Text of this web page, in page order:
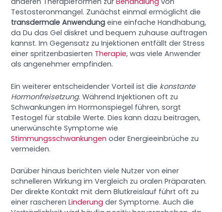
Testosteronmangel. Zunächst einmal ermöglicht die
transdermale Anwendung eine einfache Handhabung,
da Du das Gel diskret und bequem zuhause auftragen
kannst. Im Gegensatz zu Injektionen entfällt der Stress
einer spritzenbasierten Therapie, was viele Anwender
als angenehmer empfinden.
Ein weiterer entscheidender Vorteil ist die konstante
Hormonfreisetzung. Während Injektionen oft zu
Schwankungen im Hormonspiegel führen, sorgt
Testogel für stabile Werte. Dies kann dazu beitragen,
unerwünschte Symptome wie
Stimmungsschwankungen oder Energieeinbrüche zu
vermeiden.
Darüber hinaus berichten viele Nutzer von einer
schnelleren Wirkung im Vergleich zu oralen Präparaten.
Der direkte Kontakt mit dem Blutkreislauf führt oft zu
einer rascherenLinderung der Symptome. Auch die